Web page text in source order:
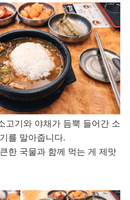
고기와 야채가 듬뿍 들어간 소
를 말아줍니다.
한 국물과 함께 먹는 게 제맛